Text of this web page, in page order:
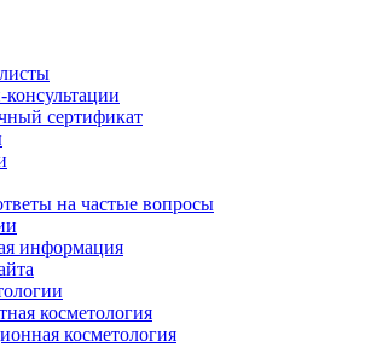
сертификат
на частые вопросы
информация
косметология
косметология